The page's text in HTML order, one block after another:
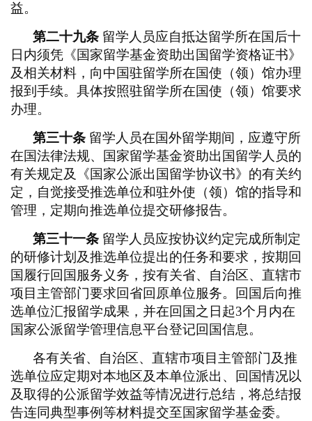
益。
第二十九条 留学人员应自抵达留学所在国后十
日内须凭《国家留学基金资助出国留学资格证书》
及相关材料，向中国驻留学所在国使（领）馆办理
报到手续。具体按照驻留学所在国使（领）馆要求
办理。
第三十条 留学人员在国外留学期间，应遵守所
在国法律法规、国家留学基金资助出国留学人员的
有关规定及《国家公派出国留学协议书》的有关约
定，自觉接受推选单位和驻外使（领）馆的指导和
管理，定期向推选单位提交研修报告。
第三十一条 留学人员应按协议约定完成所制定
的研修计划及推选单位提出的任务和要求，按期回
国履行回国服务义务，按有关省、自治区、直辖市
项目主管部门要求回省回原单位服务。回国后向推
选单位汇报留学成果，并在回国之日起3个月内在
国家公派留学管理信息平台登记回国信息。
各有关省、自治区、直辖市项目主管部门及推
选单位应定期对本地区及本单位派出、回国情况以
及取得的公派留学效益等情况进行总结，将总结报
告连同典型事例等材料提交至国家留学基金委。